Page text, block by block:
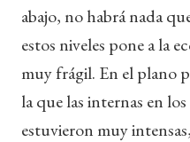
abajo, no habrá nada
estos niveles pone a la
muy frágil. En el plano
la que las internas en
estuvieron muy